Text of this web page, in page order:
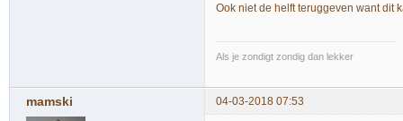
Ook niet de helft teruggeven want dit
Als je zondigt zondig dan lekker
mamski 04-03-2018 07:53